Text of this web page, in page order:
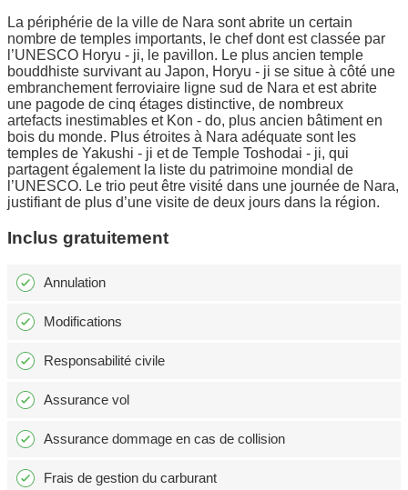
La périphérie de la ville de Nara sont abrite un certain
nombre de temples importants, le chef dont est classée par
l’UNESCO Horyu - ji, le pavillon. Le plus ancien temple
bouddhiste survivant au Japon, Horyu - ji se situe à côté une
embranchement ferroviaire ligne sud de Nara et est abrite
une pagode de cinq étages distinctive, de nombreux
artefacts inestimables et Kon - do, plus ancien bâtiment en
bois du monde. Plus étroites à Nara adéquate sont les
temples de Yakushi - ji et de Temple Toshodai - ji, qui
partagent également la liste du patrimoine mondial de
l’UNESCO. Le trio peut être visité dans une journée de Nara,
justifiant de plus d’une visite de deux jours dans la région.
Inclus gratuitement
Annulation
Modifications
Responsabilité civile
Assurance vol
Assurance dommage en cas de collision
Frais de gestion du carburant